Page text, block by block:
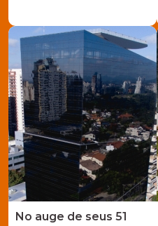
No auge de seus 51